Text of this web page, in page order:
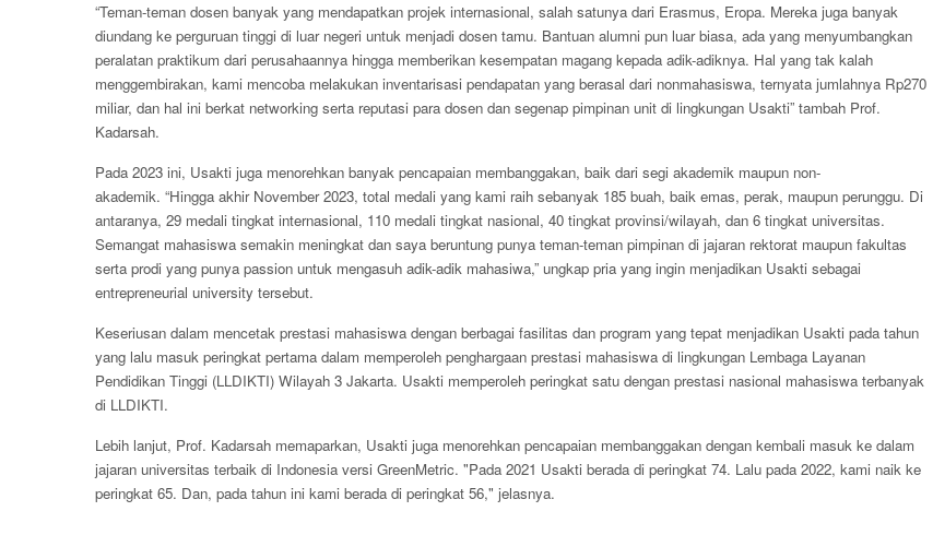
“Teman-teman dosen banyak yang mendapatkan projek internasional, salah satunya dari Erasmus, Eropa. Mereka juga banyak
diundang ke perguruan tinggi di luar negeri untuk menjadi dosen tamu. Bantuan alumni pun luar biasa, ada yang menyumbangkan
peralatan praktikum dari perusahaannya hingga memberikan kesempatan magang kepada adik-adiknya. Hal yang tak kalah
menggembirakan, kami mencoba melakukan inventarisasi pendapatan yang berasal dari nonmahasiswa, ternyata jumlahnya Rp270
miliar, dan hal ini berkat networking serta reputasi para dosen dan segenap pimpinan unit di lingkungan Usakti” tambah Prof.
Kadarsah.
Pada 2023 ini, Usakti juga menorehkan banyak pencapaian membanggakan, baik dari segi akademik maupun non-
akademik. “Hingga akhir November 2023, total medali yang kami raih sebanyak 185 buah, baik emas, perak, maupun perunggu. Di
antaranya, 29 medali tingkat internasional, 110 medali tingkat nasional, 40 tingkat provinsi/wilayah, dan 6 tingkat universitas.
Semangat mahasiswa semakin meningkat dan saya beruntung punya teman-teman pimpinan di jajaran rektorat maupun fakultas
serta prodi yang punya passion untuk mengasuh adik-adik mahasiwa,” ungkap pria yang ingin menjadikan Usakti sebagai
entrepreneurial university tersebut.
Keseriusan dalam mencetak prestasi mahasiswa dengan berbagai fasilitas dan program yang tepat menjadikan Usakti pada tahun
yang lalu masuk peringkat pertama dalam memperoleh penghargaan prestasi mahasiswa di lingkungan Lembaga Layanan
Pendidikan Tinggi (LLDIKTI) Wilayah 3 Jakarta. Usakti memperoleh peringkat satu dengan prestasi nasional mahasiswa terbanyak
di LLDIKTI.
Lebih lanjut, Prof. Kadarsah memaparkan, Usakti juga menorehkan pencapaian membanggakan dengan kembali masuk ke dalam
jajaran universitas terbaik di Indonesia versi GreenMetric. "Pada 2021 Usakti berada di peringkat 74. Lalu pada 2022, kami naik ke
peringkat 65. Dan, pada tahun ini kami berada di peringkat 56," jelasnya.